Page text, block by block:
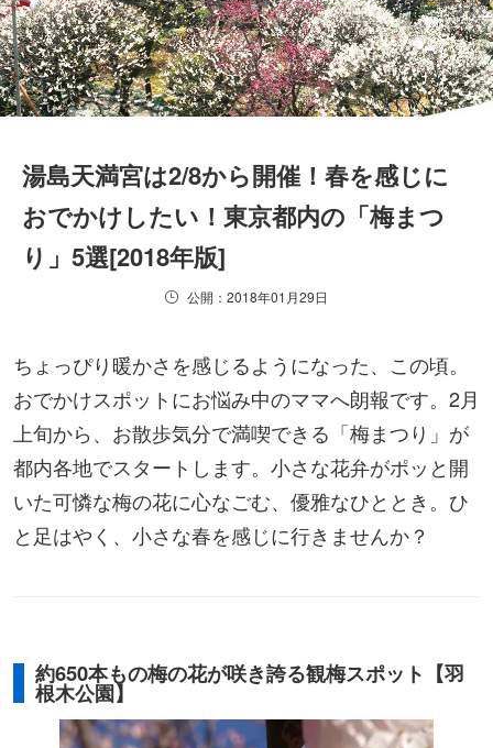
湯島天満宮は2/8から開催！春を感じに
おでかけしたい！東京都内の「梅まつ
り」5選[2018年版]
公開：2018年01月29日
ちょっぴり暖かさを感じるようになった、この頃。
おでかけスポットにお悩み中のママへ朗報です。2月
上旬から、お散歩気分で満喫できる「梅まつり」が
都内各地でスタートします。小さな花弁がポッと開
いた可憐な梅の花に心なごむ、優雅なひととき。ひ
と足はやく、小さな春を感じに行きませんか？
約650本もの梅の花が咲き誇る観梅スポット【羽
根木公園】